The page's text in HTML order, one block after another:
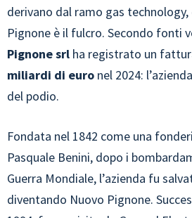
derivano dal ramo gas technology,
Pignone è il fulcro. Secondo fonti
Pignone srl ha registrato un
miliardi di euro nel 2024:
del podio.
Fondata nel 1842 come una
Pasquale Benini, dopo i
Guerra Mondiale, l’azienda fu
diventando Nuovo Pignone.